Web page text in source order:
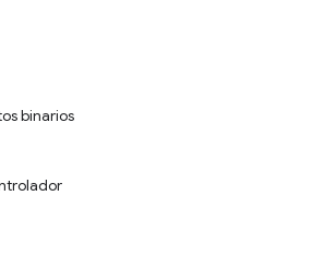
binarios